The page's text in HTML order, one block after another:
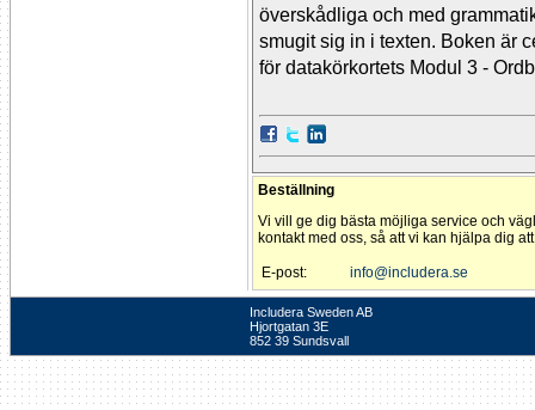
överskådliga och med
smugit sig in i texten. Boken är
för datakörkortets Modul 3 -
Beställning
Vi vill ge dig bästa möjliga service och
kontakt med oss, så att vi kan hjälpa dig
E-post: info@includera.se
Includera Sweden AB
Hjortgatan 3E
852 39 Sundsvall